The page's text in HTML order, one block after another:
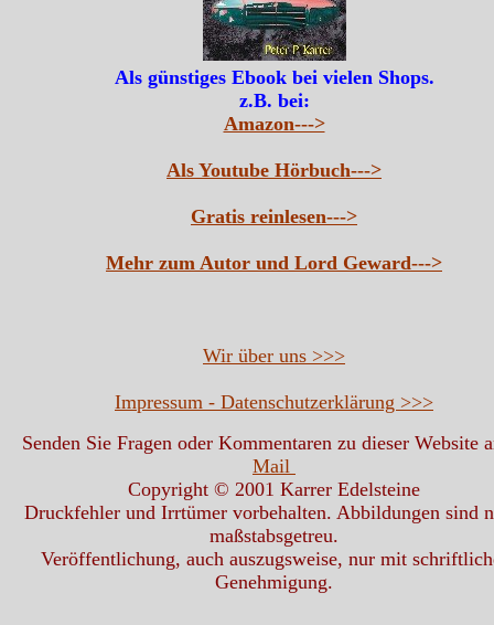
Als günstiges Ebook bei vielen Shops.
z.B. bei:
Amazon--->
Als Youtube Hörbuch--->
Gratis reinlesen--->
Mehr zum Autor und Lord Geward--->
Wir über uns >>>
Impressum - Datenschutzerklärung >>>
Senden Sie Fragen oder Kommentaren zu dieser Website
Mail
Copyright © 2001 Karrer Edelsteine
Druckfehler und Irrtümer vorbehalten. Abbildungen sind
maßstabsgetreu.
Veröffentlichung, auch auszugsweise, nur mit
Genehmigung.